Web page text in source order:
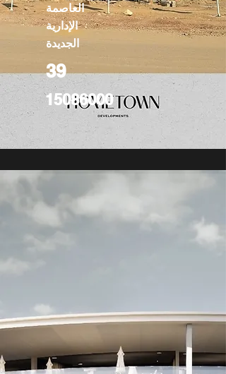
العاصمة
الإدارية
الجديدة
39
15086000